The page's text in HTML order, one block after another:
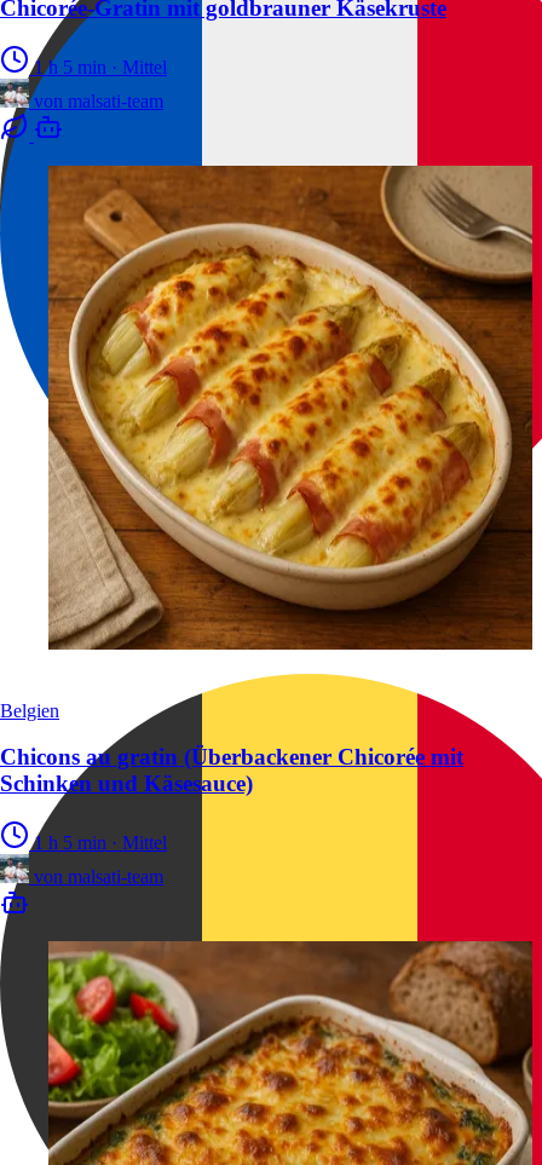
Chicorée-Gratin mit goldbrauner Käsekruste
1 h 5 min · Mittel
von malsati-team
Belgien
Chicons au gratin (Überbackener Chicorée mit
Schinken und Käsesauce)
1 h 5 min · Mittel
von malsati-team